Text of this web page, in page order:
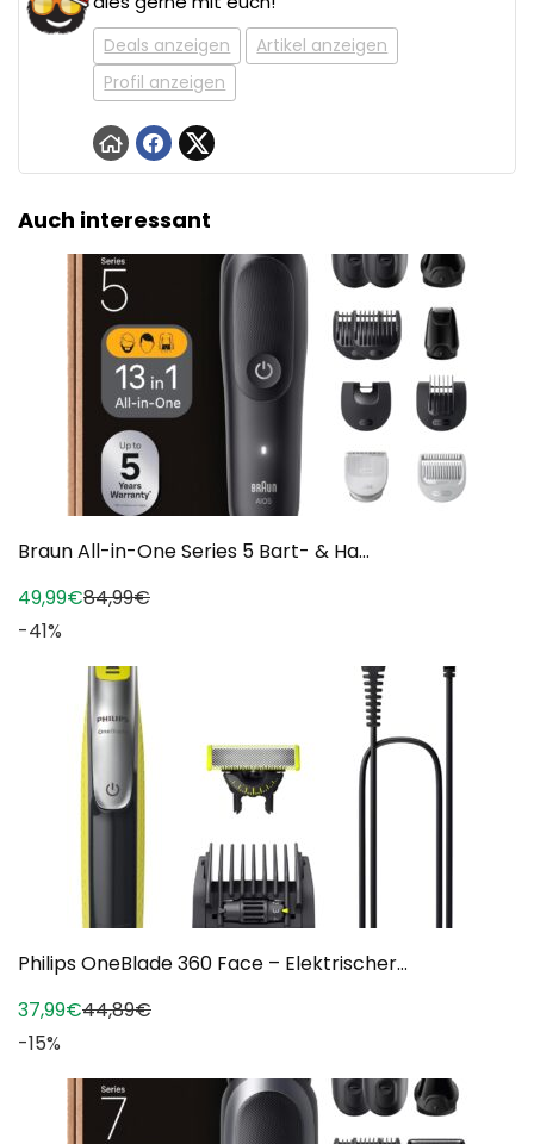
Deals anzeigen
Artikel anzeigen
Profil anzeigen
Auch interessant
Braun All-in-One Series 5 Bart- & Ha...
49,99€84,99€
-41%
Philips OneBlade 360 Face – Elektrischer...
37,99€44,89€
-15%